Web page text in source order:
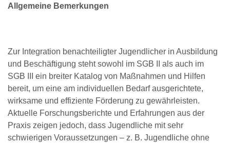
Allgemeine Bemerkungen
Zur Integration benachteiligter Jugendlicher in Ausbildung
und Beschäftigung steht sowohl im SGB II als auch im
SGB III ein breiter Katalog von Maßnahmen und Hilfen
bereit, um eine am individuellen Bedarf ausgerichtete,
wirksame und effiziente Förderung zu gewährleisten.
Aktuelle Forschungsberichte und Erfahrungen aus der
Praxis zeigen jedoch, dass Jugendliche mit sehr
schwierigen Voraussetzungen – z. B. Jugendliche ohne